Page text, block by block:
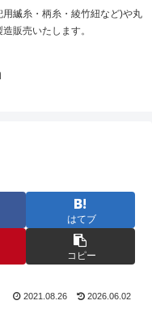
縅糸・柄糸・綾竹紐など)や丸
販売いたします。
はてブ
コピー
2021.08.26 2026.06.02